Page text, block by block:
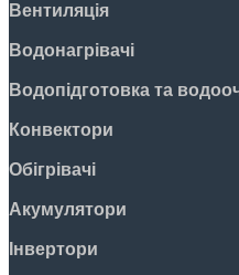
Вентиляція
Водонагрівачі
Водопідготовка та
Конвектори
Обігрівачі
Акумулятори
Інвертори